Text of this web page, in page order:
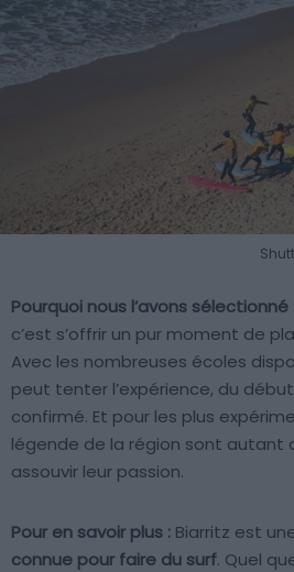
Pourquoi nous l’avons sélectionné
c’est s’offrir un pur moment de
Avec les nombreuses écoles
peut tenter l’expérience, du
confirmé. Et pour les plus
légende de la région sont autant
assouvir leur passion.
Pour en savoir plus : Biarritz est
connue pour faire du surf. Quel